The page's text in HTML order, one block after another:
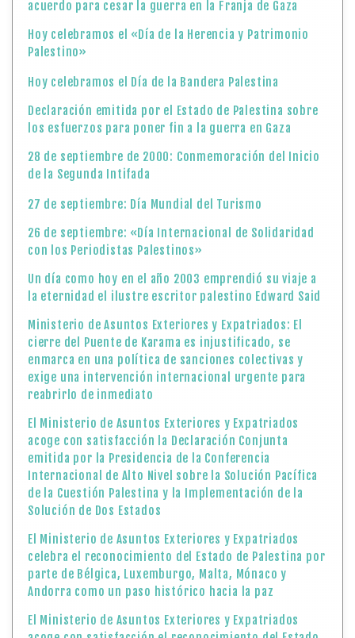
acuerdo para cesar la guerra en la Franja de Gaza
Hoy celebramos el «Día de la Herencia y Patrimonio
Palestino»
Hoy celebramos el Día de la Bandera Palestina
Declaración emitida por el Estado de Palestina sobre
los esfuerzos para poner fin a la guerra en Gaza
28 de septiembre de 2000: Conmemoración del Inicio
de la Segunda Intifada
27 de septiembre: Día Mundial del Turismo
26 de septiembre: «Día Internacional de Solidaridad
con los Periodistas Palestinos»
Un día como hoy en el año 2003 emprendió su viaje a
la eternidad el ilustre escritor palestino Edward Said
Ministerio de Asuntos Exteriores y Expatriados: El
cierre del Puente de Karama es injustificado, se
enmarca en una política de sanciones colectivas y
exige una intervención internacional urgente para
reabrirlo de inmediato
El Ministerio de Asuntos Exteriores y Expatriados
acoge con satisfacción la Declaración Conjunta
emitida por la Presidencia de la Conferencia
Internacional de Alto Nivel sobre la Solución Pacífica
de la Cuestión Palestina y la Implementación de la
Solución de Dos Estados
El Ministerio de Asuntos Exteriores y Expatriados
celebra el reconocimiento del Estado de Palestina por
parte de Bélgica, Luxemburgo, Malta, Mónaco y
Andorra como un paso histórico hacia la paz
El Ministerio de Asuntos Exteriores y Expatriados